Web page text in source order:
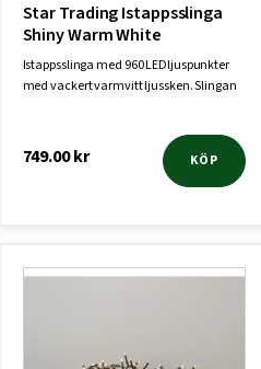
Star Trading Istappsslinga
Shiny Warm White
Istappsslinga med 960 LEDljuspunkter
med vackert varmvitt ljussken. Slingan
749.00kr KÖP